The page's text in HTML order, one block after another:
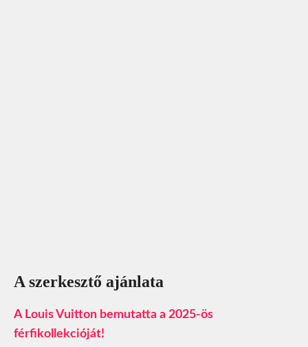
A szerkesztő ajánlata
A Louis Vuitton bemutatta a 2025-ös
férfikollekcióját!